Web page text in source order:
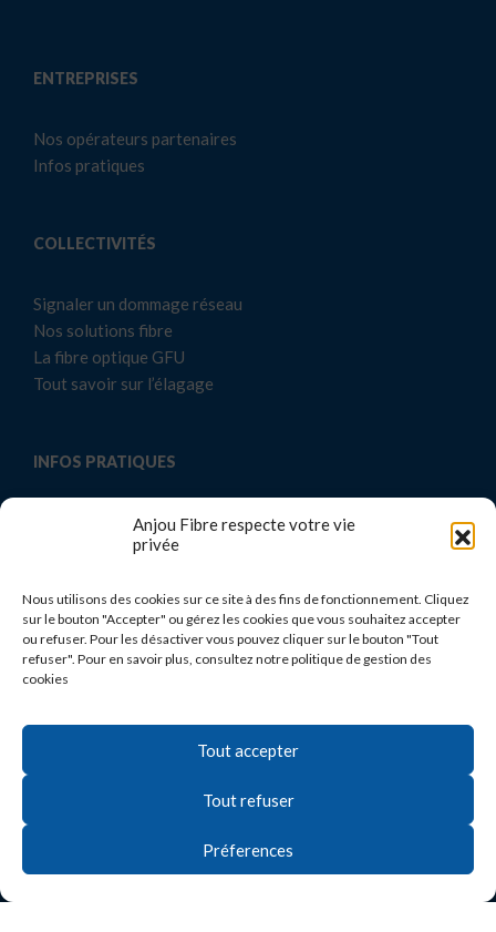
Anjou Fibre respecte votre vie
privée
Nous utilisons des cookies sur ce site à des fins de fonctionnement. Cliquez
sur le bouton "Accepter" ou gérez les cookies que vous souhaitez accepter
ou refuser. Pour les désactiver vous pouvez cliquer sur le bouton "Tout
refuser". Pour en savoir plus, consultez notre politique de gestion des
cookies
Tout accepter
Tout refuser
Préferences
ENTREPRISES
Nos opérateurs partenaires
Infos pratiques
COLLECTIVITÉS
Signaler un dommage réseau
Nos solutions fibre
La fibre optique GFU
Tout savoir sur l’élagage
INFOS PRATIQUES
Documents téléchargeables
Foire aux questions
MÉDIAS